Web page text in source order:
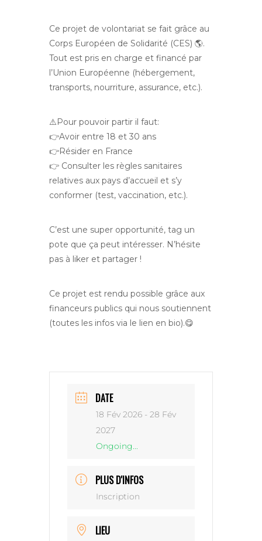
Ce projet de volontariat se fait grâce au
Corps Européen de Solidarité (CES) 🌎.
Tout est pris en charge et financé par
l’Union Européenne (hébergement,
transports, nourriture, assurance, etc.).
⚠️Pour pouvoir partir il faut:
👉Avoir entre 18 et 30 ans
👉Résider en France
👉 Consulter les règles sanitaires
relatives aux pays d’accueil et s’y
conformer (test, vaccination, etc.).
C’est une super opportunité, tag un
pote que ça peut intéresser. N’hésite
pas à liker et partager !
Ce projet est rendu possible grâce aux
financeurs publics qui nous soutiennent
(toutes les infos via le lien en bio).😋
DATE
18 Fév 2026 - 28 Fév
2027
Ongoing...
PLUS D'INFOS
Inscription
LIEU